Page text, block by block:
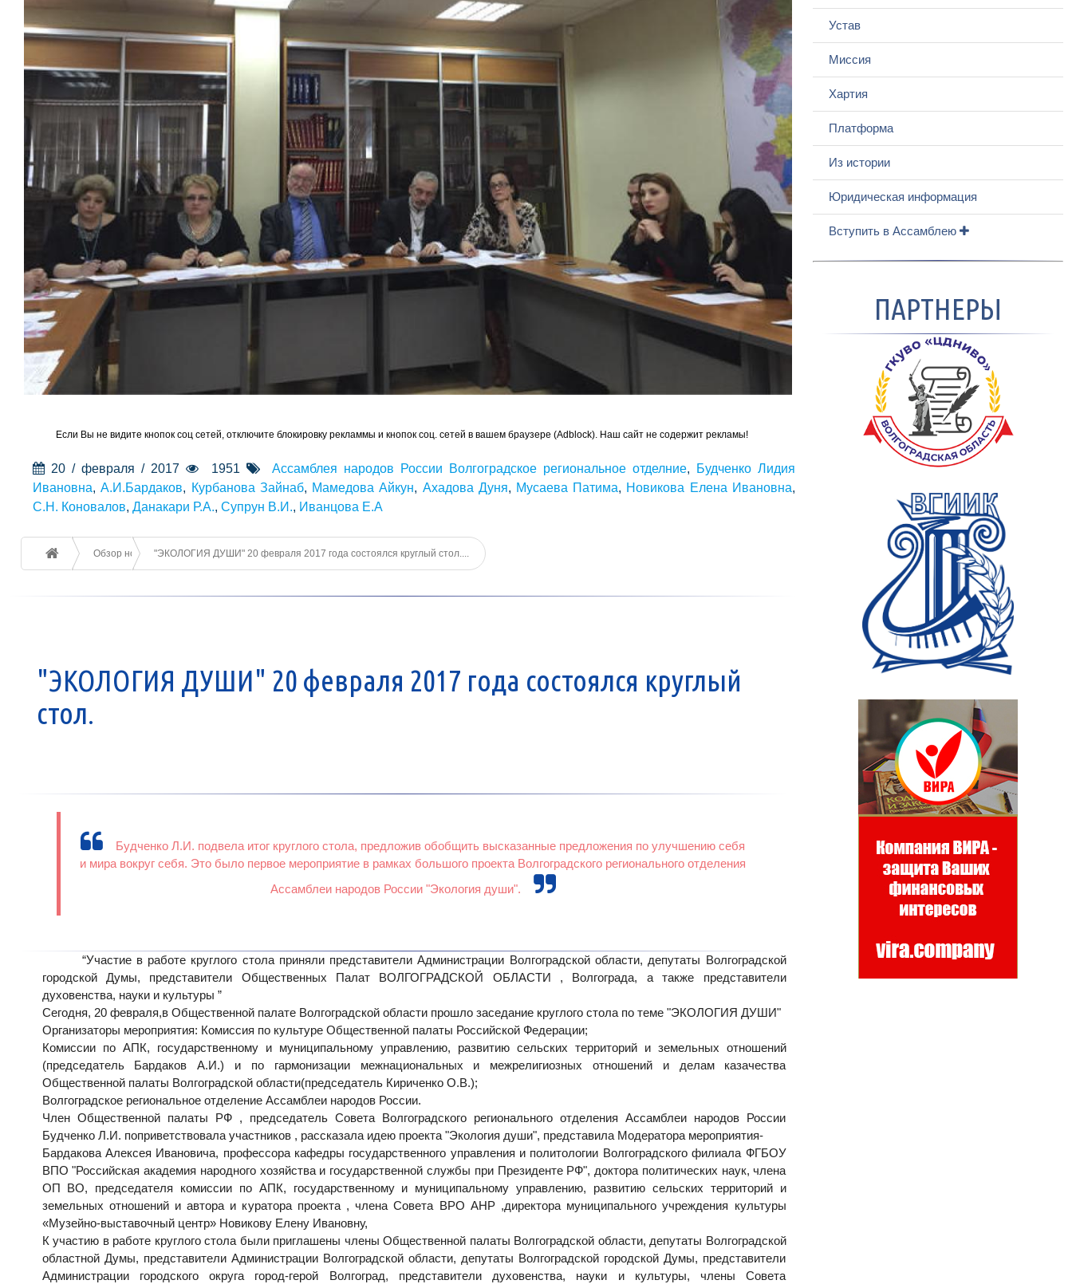
Если Вы не видите кнопок соц сетей, отключите блокировку рекламмы и кнопок соц. сетей в вашем браузере (Adblock). Наш сайт не содержит рекламы!
20 / февраля / 2017 1951 Ассамблея народов России Волгоградское региональное отделние,
Будченко Лидия
Ивановна,А.И.Бардаков, Курбанова Зайнаб, Мамедова Айкун, Ахадова Дуня, Мусаева Патима, Новикова Елена Ивановна,
С.Н. Коновалов,Данакари Р.А.,Супрун В.И., Иванцова Е.А
Обзор новостей"ЭКОЛОГИЯ ДУШИ" 20 февраля 2017 года состоялся круглый стол....
"ЭКОЛОГИЯ ДУШИ" 20 февраля 2017 года состоялся круглый
стол.
Будченко Л.И. подвела итог круглого стола, предложив обобщить высказанные предложения по улучшению себя
и мира вокруг себя. Это было первое мероприятие в рамках большого проекта Волгоградского регионального отделения
Ассамблеи народов России "Экология души".
“Участие в работе круглого стола приняли представители Администрации Волгоградской области, депутаты Волгоградской
городской Думы, представители Общественных Палат ВОЛГОГРАДСКОЙ ОБЛАСТИ , Волгограда, а также представители
духовенства, науки и культуры ”
Сегодня, 20 февраля,в Общественной палате Волгоградской области прошло заседание круглого стола по теме "ЭКОЛОГИЯ ДУШИ"
Организаторы мероприятия: Комиссия по культуре Общественной палаты Российской Федерации;
Комиссии по АПК, государственному и муниципальному управлению, развитию сельских территорий и земельных отношений
(председатель Бардаков А.И.) и по гармонизации межнациональных и межрелигиозных отношений и делам казачества
Общественной палаты Волгоградской области(председатель Кириченко О.В.);
Волгоградское региональное отделение Ассамблеи народов России.
Член Общественной палаты РФ , председатель Совета Волгоградского регионального отделения Ассамблеи народов России
Будченко Л.И. поприветствовала участников , рассказала идею проекта "Экология души", представила Модератора мероприятия-
Бардакова Алексея Ивановича, профессора кафедры государственного управления и политологии Волгоградского филиала ФГБОУ
ВПО "Российская академия народного хозяйства и государственной службы при Президенте РФ", доктора политических наук, члена
ОП ВО, председателя комиссии по АПК, государственному и муниципальному управлению, развитию сельских территорий и
земельных отношений и автора и куратора проекта , члена Совета ВРО АНР ,директора муниципального учреждения культуры
«Музейно-выставочный центр» Новикову Елену Ивановну,
К участию в работе круглого стола были приглашены члены Общественной палаты Волгоградской области, депутаты Волгоградской
областной Думы, представители Администрации Волгоградской области, депутаты Волгоградской городской Думы, представители
Администрации городского округа город-герой Волгоград, представители духовенства, науки и культуры, члены Совета
Устав
Миссия
Хартия
Платформа
Из истории
Юридическая информация
Вступить в Ассамблею
ПАРТНЕРЫ